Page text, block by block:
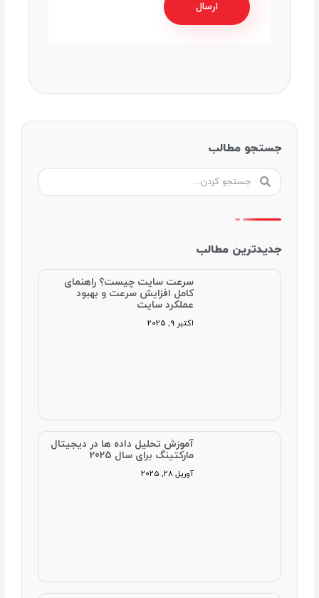
جستجو مطالب
کردنکردن
جدیدترین مطالب
سرعت سایت چیست؟ راهنمای
کامل افزایش سرعت و بهبود
عملکرد سایت
اکتبر 9, 2025
آموزش تحلیل داده‌ ها در دیجیتال
مارکتینگ برای سال 2025
آوریل 28, 2025